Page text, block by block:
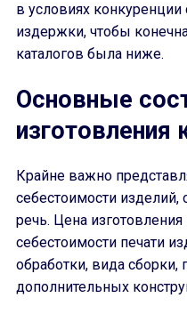
в условиях конкуренции
издержки, чтобы
каталогов была ниже.
Основные
изготовления
Крайне важно
себестоимости изделий,
речь. Цена
себестоимости печати
обработки, вида
дополнительных